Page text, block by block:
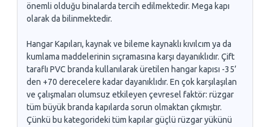
önemli olduğu binalarda tercih edilmektedir. Mega kapı
olarak da bilinmektedir.
Hangar Kapıları, kaynak ve bileme kaynaklı kıvılcım ya da
kumlama maddelerinin sıçramasına karşı dayanıklıdır. Çift
taraflı PVC branda kullanılarak üretilen hangar kapısı -35’
den +70 derecelere kadar dayanıklıdır. En çok karşılaşılan
ve çalışmaları olumsuz etkileyen çevresel faktör: rüzgar
tüm büyük branda kapılarda sorun olmaktan çıkmıştır.
Çünkü bu kategorideki tüm kapılar güçlü rüzgar yükünü